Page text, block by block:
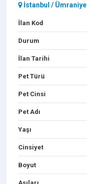
İstanbul / Ümraniye
İlan Kod
Durum
İlan Tarihi
Pet Türü
Pet Cinsi
Pet Adı
Yaşı
Cinsiyet
Boyut